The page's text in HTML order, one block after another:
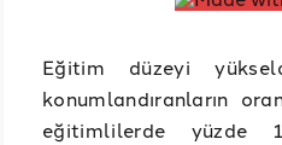
Eğitim düzeyi
konumlandıranların
eğitimlilerde